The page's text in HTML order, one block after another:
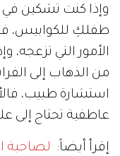
وإذا كنت تشكين في
طفلكِ للكوابيس،
الأمور التي تزعجه،
من الذهاب إلى
استشارة طبيب،
عاطفية تحتاج إلى
إقرأ أيضاً: لصاحبة